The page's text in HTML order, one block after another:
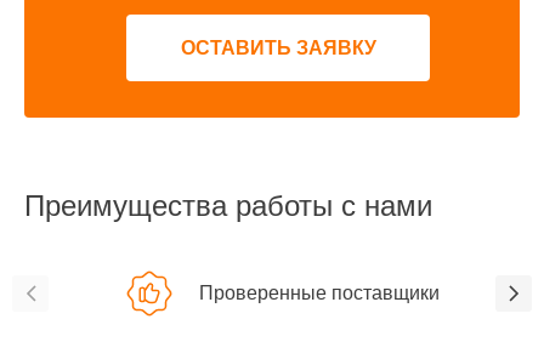
ОСТАВИТЬ ЗАЯВКУ
Преимущества работы с нами
Проверенные поставщики